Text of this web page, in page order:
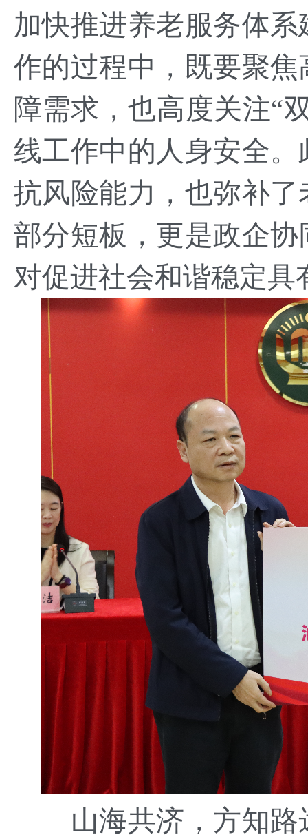
加快推进养老服务体
作的过程中，既要聚
障需求，也高度关注“
线工作中的人身安全
抗风险能力，也弥补
部分短板，更是政企
对促进社会和谐稳定具
山海共济，方知路